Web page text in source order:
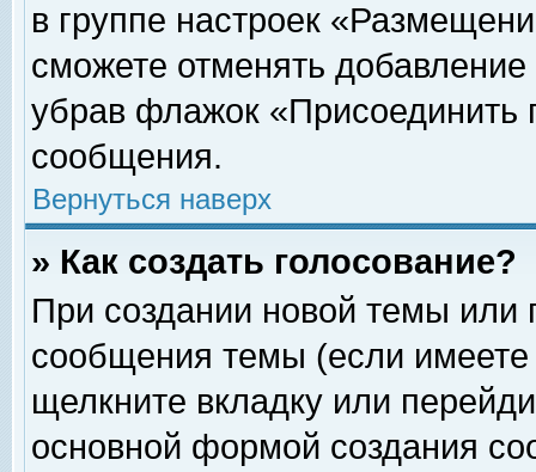
в группе настроек
сможете отменять
убрав флажок «Присоединить
сообщения.
Вернуться наверх
» Как создать голосование?
При создании новой темы или
сообщения темы (если
щелкните вкладку или
основной формой создания